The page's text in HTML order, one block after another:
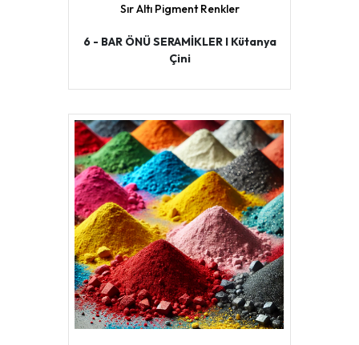
Sır Altı Pigment Renkler
6 - BAR ÖNÜ SERAMİKLER I Kütanya
Çini